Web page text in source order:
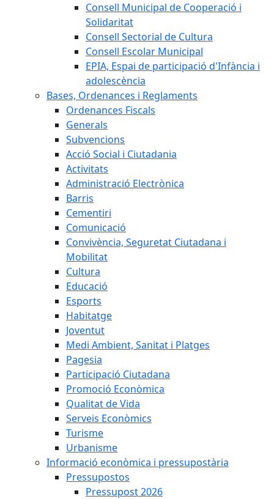
Consell Municipal de Cooperació i
Solidaritat
Consell Sectorial de Cultura
Consell Escolar Municipal
EPIA, Espai de participació d'Infància i
adolescència
Bases, Ordenances i Reglaments
Ordenances Fiscals
Generals
Subvencions
Acció Social i Ciutadania
Activitats
Administració Electrònica
Barris
Cementiri
Comunicació
Convivència, Seguretat Ciutadana i
Mobilitat
Cultura
Educació
Esports
Habitatge
Joventut
Medi Ambient, Sanitat i Platges
Pagesia
Participació Ciutadana
Promoció Econòmica
Qualitat de Vida
Serveis Econòmics
Turisme
Urbanisme
Informació econòmica i pressupostària
Pressupostos
Pressupost 2026